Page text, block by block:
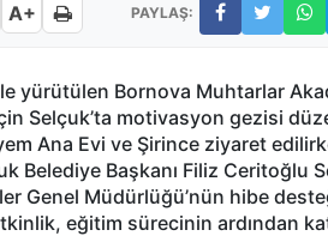
A+ PAYLAŞ:
yürütülen Bornova Muhtarlar
Selçuk’ta motivasyon gezisi
Ana Evi ve Şirince ziyaret
Belediye Başkanı Filiz Ceritoğlu
Genel Müdürlüğü’nün hibe
eğitim sürecinin ardından